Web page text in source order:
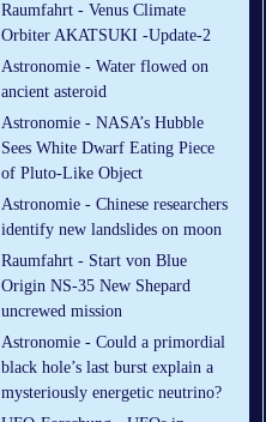
Raumfahrt - Venus Climate
Orbiter AKATSUKI -Update-2
Astronomie - Water flowed on
ancient asteroid
Astronomie - NASA’s Hubble
Sees White Dwarf Eating Piece
of Pluto-Like Object
Astronomie - Chinese researchers
identify new landslides on moon
Raumfahrt - Start von Blue
Origin NS-35 New Shepard
uncrewed mission
Astronomie - Could a primordial
black hole’s last burst explain a
mysteriously energetic neutrino?